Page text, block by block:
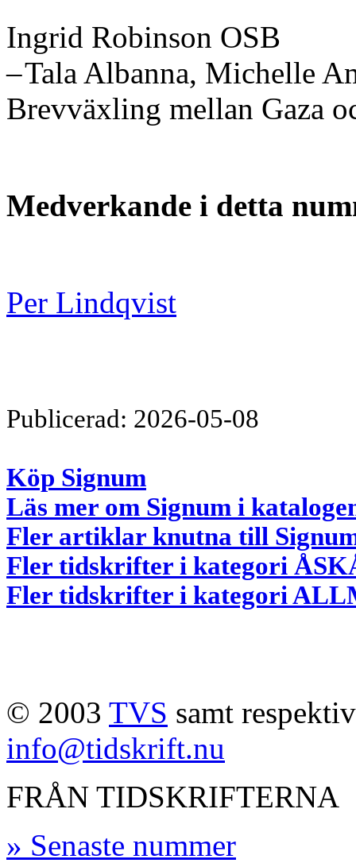
Ingrid Robinson OSB
– Tala Albanna, Michelle
Brevväxling mellan Gaza
Medverkande i detta
Per Lindqvist
Publicerad: 2026-05-08
Köp Signum
Läs mer om Signum i
Fler artiklar knutna till
Fler tidskrifter i kategori
Fler tidskrifter i kategori
© 2003 TVS samt
info@tidskrift.nu
FRÅN TIDSKRIFTERNA
» Senaste nummer